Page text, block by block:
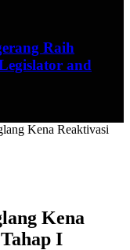
Raih
and
Kena Reaktivasi
Kena
I